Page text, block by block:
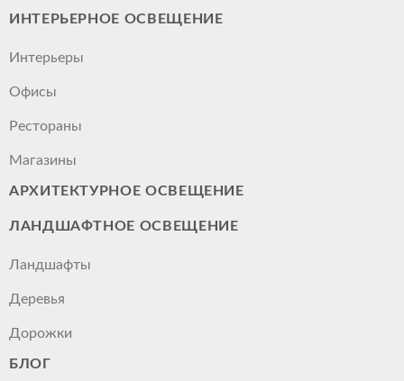
ИНТЕРЬЕРНОЕ ОСВЕЩЕНИЕ
Интерьеры
Офисы
Рестораны
Магазины
АРХИТЕКТУРНОЕ ОСВЕЩЕНИЕ
ЛАНДШАФТНОЕ ОСВЕЩЕНИЕ
Ландшафты
Деревья
Дорожки
БЛОГ